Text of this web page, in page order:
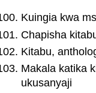
Kuingia kwa
Chapisha
Kitabu,
Makala katika
ukusanyaji